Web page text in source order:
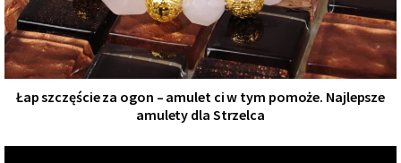
Łap szczęście za ogon – amulet ci w tym pomoże. Najlepsze
amulety dla Strzelca